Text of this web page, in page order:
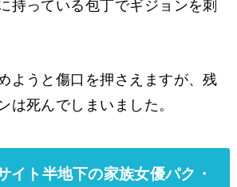
持っている包丁でギジョンを刺
ようと傷口を押さえますが、残
は死んでしまいました。
イト半地下の家族女優パク・